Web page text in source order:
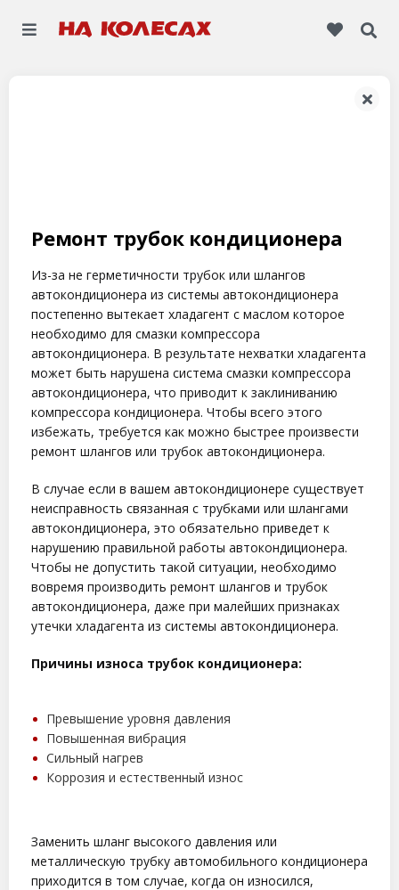
Ремонт трубок кондиционера
Из-за не герметичности трубок или шлангов
автокондиционера из системы автокондиционера
постепенно вытекает хладагент с маслом которое
необходимо для смазки компрессора
автокондиционера. В результате нехватки хладагента
может быть нарушена система смазки компрессора
автокондиционера, что приводит к заклиниванию
компрессора кондиционера. Чтобы всего этого
избежать, требуется как можно быстрее произвести
ремонт шлангов или трубок автокондиционера.
В случае если в вашем автокондиционере существует
неисправность связанная с трубками или шлангами
автокондиционера, это обязательно приведет к
нарушению правильной работы автокондиционера.
Чтобы не допустить такой ситуации, необходимо
вовремя производить ремонт шлангов и трубок
автокондиционера, даже при малейших признаках
утечки хладагента из системы автокондиционера.
Причины износа трубок кондиционера:
Превышение уровня давления
Повышенная вибрация
Сильный нагрев
Коррозия и естественный износ
Заменить шланг высокого давления или
металлическую трубку автомобильного кондиционера
приходится в том случае, когда он износился,